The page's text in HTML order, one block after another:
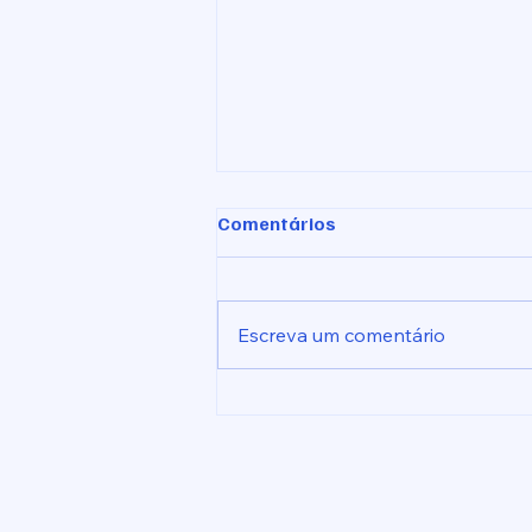
Ofício nº 04/2026
Comentários
Escreva um comentário